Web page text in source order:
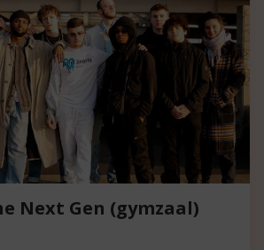
Next Gen (gymzaal)